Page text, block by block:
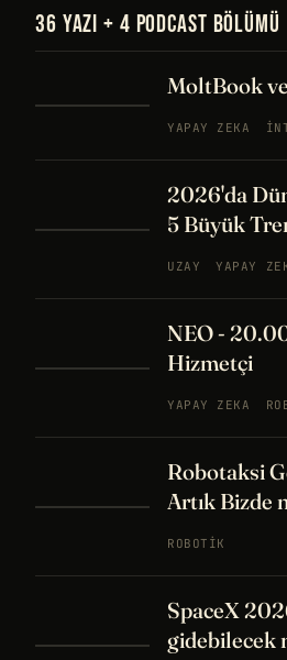
36 YAZI + 4 PODCAST BÖLÜMÜ
MoltBook
YAPAY ZEKA
2026'da
5 Büyük
UZAY YAPAY
NEO -
Hizmetçi
YAPAY ZEKA
Robotaksi
Artık Bizde
ROBOTIK
SpaceX
gidebilecek